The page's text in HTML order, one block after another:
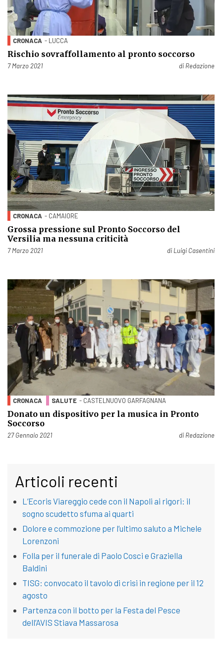
CRONACA - LUCCA
Rischio sovraffollamento al pronto soccorso
Pubblicato il
7 Marzo 2021 di Redazione
CRONACA - CAMAIORE
Grossa pressione sul Pronto Soccorso del
Versilia ma nessuna criticità
Pubblicato il
7 Marzo 2021 di Luigi Casentini
CRONACA SALUTE - CASTELNUOVO GARFAGNANA
Donato un dispositivo per la musica in Pronto
Soccorso
Pubblicato il
27 Gennaio 2021 di Redazione
Articoli recenti
L’Ecoris Viareggio cede con il Napoli ai rigori: il
sogno scudetto sfuma ai quarti
Dolore e commozione per l’ultimo saluto a Michele
Lorenzoni
Folla per il funerale di Paolo Cosci e Graziella
Baldini
TISG: convocato il tavolo di crisi in regione per il 12
agosto
Partenza con il botto per la Festa del Pesce
dell’AVIS Stiava Massarosa